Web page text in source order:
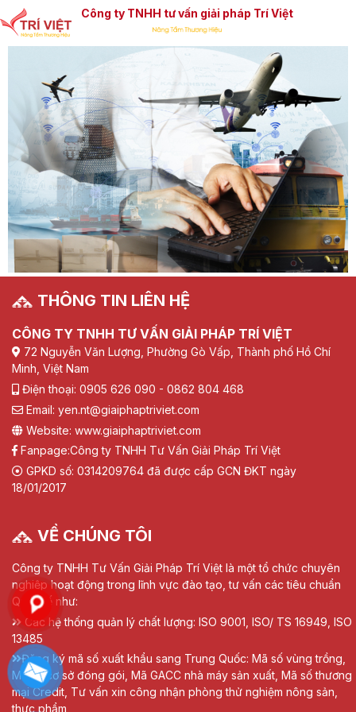
Công ty TNHH tư vấn giải pháp Trí Việt
THÔNG TIN LIÊN HỆ
CÔNG TY TNHH TƯ VẤN GIẢI PHÁP TRÍ VIỆT
72 Nguyễn Văn Lượng, Phường Gò Vấp, Thành phố Hồ Chí
Minh, Việt Nam
Điện thoại: 0905 626 090 - 0862 804 468
Email: yen.nt@giaiphaptriviet.com
Website: www.giaiphaptriviet.com
Fanpage:Công ty TNHH Tư Vấn Giải Pháp Trí Việt
GPKD số: 0314209764 đã được cấp GCN ĐKT ngày
18/01/2017
VỀ CHÚNG TÔI
Công ty TNHH Tư Vấn Giải Pháp Trí Việt là một tổ chức chuyên
nghiệp hoạt động trong lĩnh vực đào tạo, tư vấn các tiêu chuẩn
Quốc tế như:
Các hệ thống quản lý chất lượng: ISO 9001, ISO/ TS 16949, ISO
13485
Đăng ký mã số xuất khẩu sang Trung Quốc: Mã số vùng trồng,
Mã số cơ sở đóng gói, Mã GACC nhà máy sản xuất, Mã số thương
mại Credit, Tư vấn xin công nhận phòng thử nghiệm nông sản,
thực phẩm